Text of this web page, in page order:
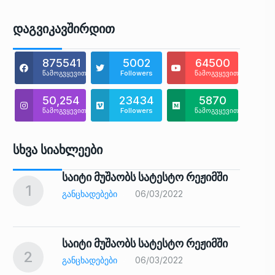
Დაგვიკავშირდით
875541
წამოგვყევით
5002
Followers
64500
წამოგვყევით
50,254
წამოგვყევით
23434
Followers
5870
წამოგვყევით
Სხვა Სიახლეები
1
საიტი მუშაობს სატესტო რეჟიმში
ᲒᲐᲜᲪᲮᲐᲓᲔᲑᲔᲑᲘ 06/03/2022
2
საიტი მუშაობს სატესტო რეჟიმში
ᲒᲐᲜᲪᲮᲐᲓᲔᲑᲔᲑᲘ 06/03/2022